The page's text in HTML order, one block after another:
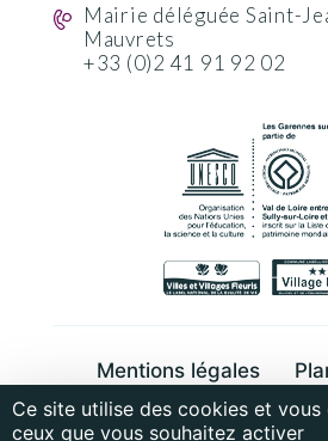
Mairie déléguée Saint-
Mauvrets
+33 (0)2 41 91 92 02
Mentions légales
Cookies et données
Ce site utilise des cookies et
ceux que vous souhaitez activer